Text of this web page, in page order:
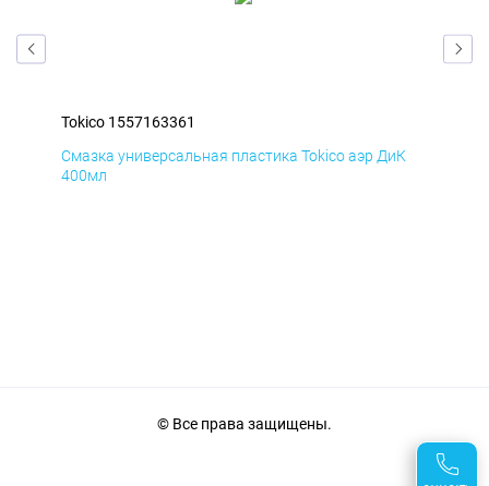
Tokico 1557163361
Смазка универсальная пластика Tokico аэр ДиК
400мл
© Все права защищены.